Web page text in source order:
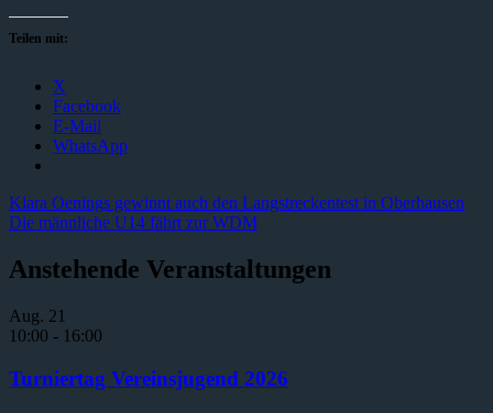
Teilen mit:
X
Facebook
E-Mail
WhatsApp
Beitragsnavigation
Vorheriger
Beitrag:
Klara Oenings gewinnt auch den Langstreckentest in Oberhausen
Nächster
Die männliche U14 fährt zur WDM
Anstehende Veranstaltungen
Aug. 21
10:00 - 16:00
Turniertag Vereinsjugend 2026